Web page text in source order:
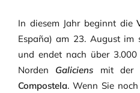
In diesem Jahr beginnt die
España) am 23. August im
und endet nach über
Norden Galiciens mit der
Compostela. Wenn Sie